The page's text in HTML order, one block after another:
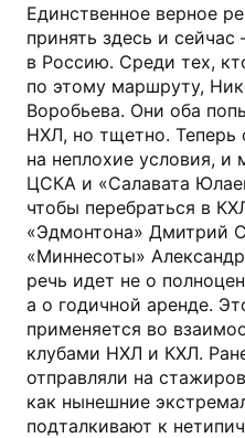
Единственное верное
принять здесь и
в Россию. Среди тех,
по этому маршруту,
Воробьева. Они оба
НХЛ, но тщетно. Теперь
на неплохие условия, и
ЦСКА и «Салавата
чтобы перебраться в
«Эдмонтона» Дмитрий
«Миннесоты»
речь идет не о
а о годичной аренде.
применяется во
клубами НХЛ и КХЛ.
отправляли на
как нынешние
подталкивают к